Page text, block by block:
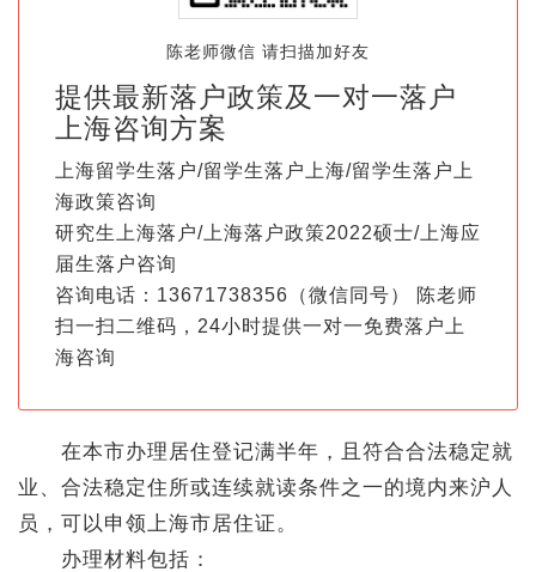
陈老师微信 请扫描加好友
提供最新落户政策及一对一落户
上海咨询方案
上海留学生落户/留学生落户上海/留学生落户上
海政策咨询
研究生上海落户/上海落户政策2022硕士/上海应
届生落户咨询
咨询电话：13671738356（微信同号） 陈老师
扫一扫二维码，24小时提供一对一免费落户上
海咨询
在本市办理居住登记满半年，且符合合法稳定就
业、合法稳定住所或连续就读条件之一的境内来沪人
员，可以申领上海市居住证。
办理材料包括：